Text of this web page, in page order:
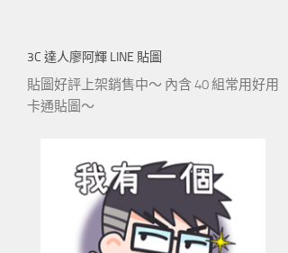
3C 達人廖阿輝 LINE 貼圖
貼圖好評上架銷售中～ 內含 40 組常用好用
卡通貼圖～